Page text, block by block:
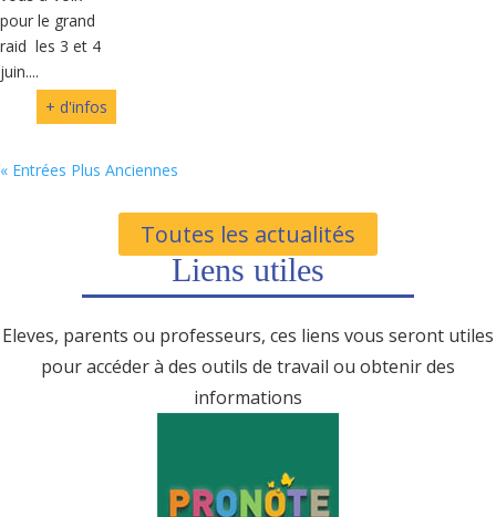
pour le grand
raid les 3 et 4
juin....
+ d'infos
« Entrées Plus Anciennes
Toutes les actualités
Liens utiles
Eleves, parents ou professeurs, ces liens vous seront utiles
pour accéder à des outils de travail ou obtenir des
informations